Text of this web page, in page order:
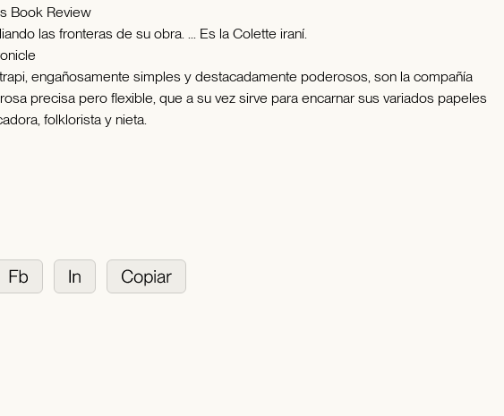
Book Review
las fronteras de su obra. ... Es la Colette iraní.
engañosamente simples y destacadamente poderosos, son la compañía
precisa pero flexible, que a su vez sirve para encarnar sus variados papeles
folklorista y nieta.